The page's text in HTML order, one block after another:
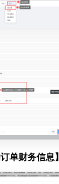
单财务信息】